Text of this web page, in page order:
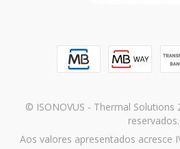
© ISONOVUS - Thermal Solutions
reservados.
Aos valores apresentados acresce